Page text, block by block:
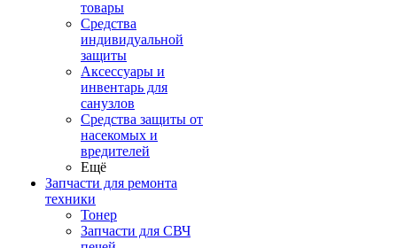
товары
Средства
индивидуальной
защиты
Аксессуары и
инвентарь для
санузлов
Средства защиты от
насекомых и
вредителей
Ещё
Запчасти для ремонта
техники
Тонер
Запчасти для СВЧ